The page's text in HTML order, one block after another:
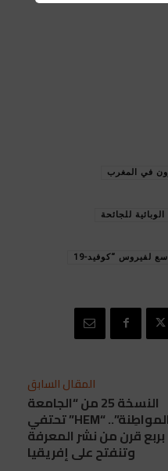
في المغرب
للجائحة
لفيروس “كوفيد-19
المقال السابق
النسخة 25 من “الجامعة
المواطِنة”.. “HEM” تحتفي
بربع قرن من نشر المعرفة
وتنفتح على إفريقيا